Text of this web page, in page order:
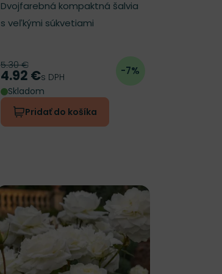
Dvojfarebná kompaktná šalvia
s veľkými súkvetiami
Pôvodná cena
5.30 €
Cena
4.92 €s DPH -7%
Skladom
Pridať do košíka